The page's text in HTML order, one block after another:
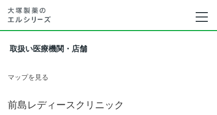
取扱い医療機関・店舗
マップを見る
前島レディースクリニック